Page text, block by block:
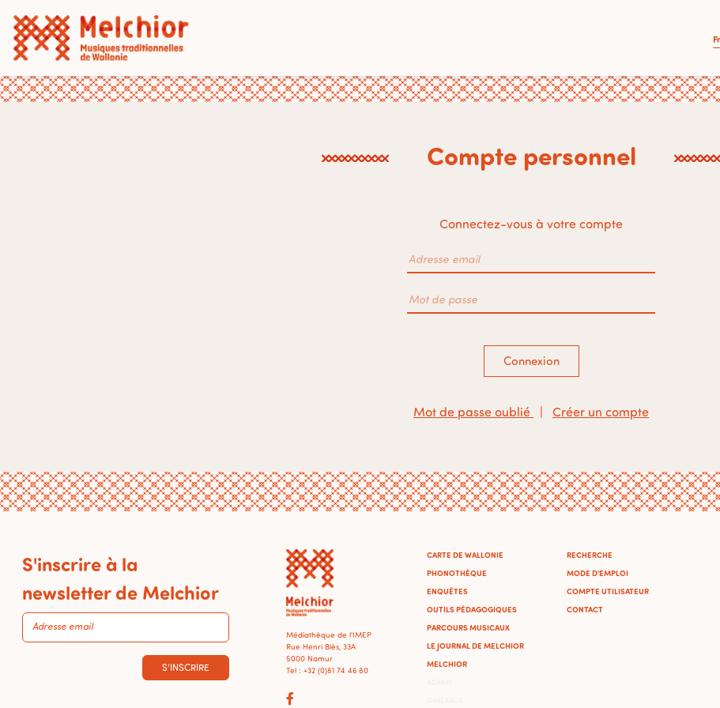
Compte personnel
Connectez-vous à votre compte
Connexion
Mot de passe oublié Créer un compte
S'inscrire à la
newsletter de Melchior
S'INSCRIRE
Médiathèque de l'IMEP
Rue Henri Blès, 33A
5000 Namur
Tel : +32 (0)81 74 46 80
CARTE DE WALLONIE
PHONOTHÈQUE
ENQUÊTES
OUTILS PÉDAGOGIQUES
PARCOURS MUSICAUX
LE JOURNAL DE MELCHIOR
MELCHIOR
RECHERCHE
MODE D'EMPLOI
COMPTE UTILISATEUR
CONTACT